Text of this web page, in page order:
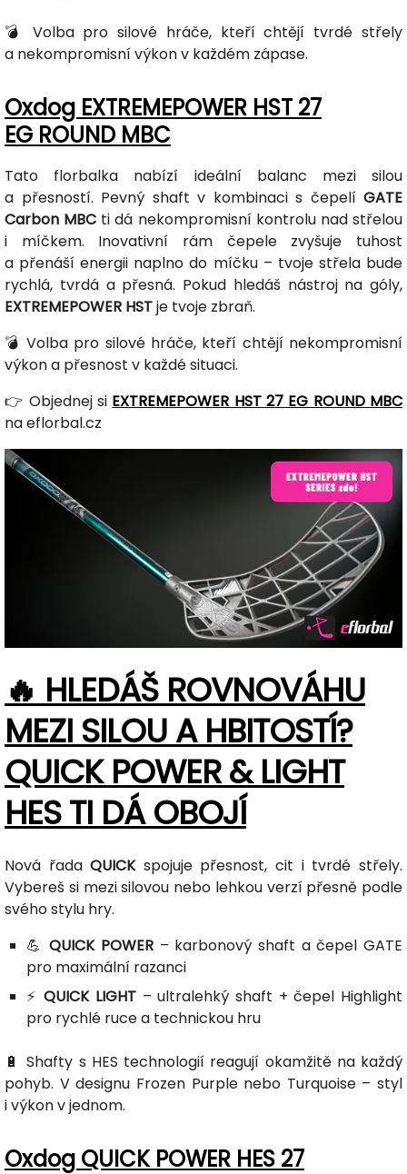
💣 Volba pro silové hráče, kteří chtějí tvrdé střely
a nekompromisní výkon v každém zápase.
Oxdog EXTREMEPOWER HST 27
EG ROUND MBC
Tato florbalka nabízí ideální balanc mezi silou
a přesností. Pevný shaft v kombinaci s čepelí GATE
Carbon MBC ti dá nekompromisní kontrolu nad střelou
i míčkem. Inovativní rám čepele zvyšuje tuhost
a přenáší energii naplno do míčku – tvoje střela bude
rychlá, tvrdá a přesná. Pokud hledáš nástroj na góly,
EXTREMEPOWER HSTje tvoje zbraň.
💣 Volba pro silové hráče, kteří chtějí nekompromisní
výkon a přesnost v každé situaci.
👉 Objednej si EXTREMEPOWER HST 27 EG ROUND MBC
na eflorbal.cz
🔥 HLEDÁŠ ROVNOVÁHU
MEZI SILOU A HBITOSTÍ?
QUICK POWER & LIGHT
HES TI DÁ OBOJÍ
Nová řada QUICKspojuje přesnost, cit i tvrdé střely.
Vybereš si mezi silovou nebo lehkou verzí přesně podle
svého stylu hry.
💪QUICK POWER – karbonový shaft a čepel GATE
pro maximální razanci
⚡QUICK LIGHT – ultralehký shaft + čepel Highlight
pro rychlé ruce a technickou hru
🔋 Shafty s HES technologií reagují okamžitě na každý
pohyb. V designu Frozen Purple nebo Turquoise – styl
i výkon v jednom.
Oxdog QUICK POWER HES 27